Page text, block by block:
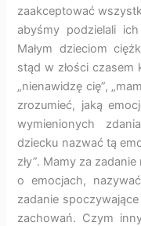
zaakceptować
abyśmy podzielali
Małym dzieciom
stąd w złości czasem
„nienawidzę cię”,
zrozumieć, jaką
wymienionych
dziecku nazwać tą
zły”. Mamy za
o emocjach,
zadanie
zachowań. Czym